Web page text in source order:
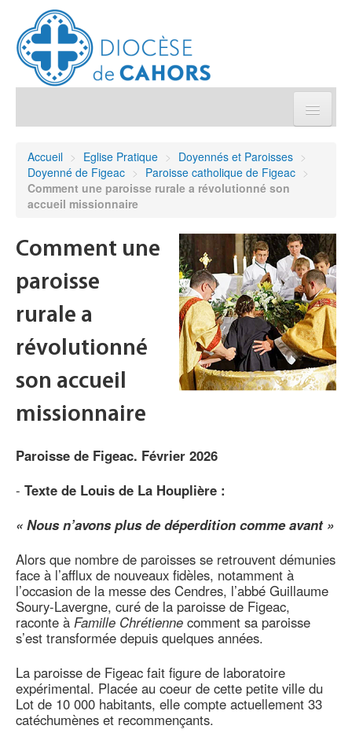
Démarches et sacrements
Agenda diocésain
Je donne
Annuaire/Contact
Accueil > Eglise Pratique > Doyennés et Paroisses >
Doyenné de Figeac > Paroisse catholique de Figeac >
Comment une paroisse rurale a révolutionné son
accueil missionnaire
Comment une
paroisse
rurale a
révolutionné
son accueil
missionnaire
Paroisse de Figeac. Février 2026
- Texte de Louis de La Houplière :
« Nous n’avons plus de déperdition comme avant »
Alors que nombre de paroisses se retrouvent démunies
face à l’afflux de nouveaux fidèles, notamment à
l’occasion de la messe des Cendres, l’abbé Guillaume
Soury-Lavergne, curé de la paroisse de Figeac,
raconte à Famille Chrétienne comment sa paroisse
s’est transformée depuis quelques années.
La paroisse de Figeac fait figure de laboratoire
expérimental. Placée au coeur de cette petite ville du
Lot de 10 000 habitants, elle compte actuellement 33
catéchumènes et recommençants.